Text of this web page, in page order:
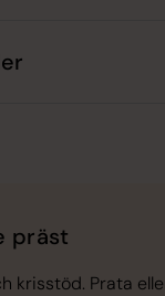
präst
krisstöd. Prata